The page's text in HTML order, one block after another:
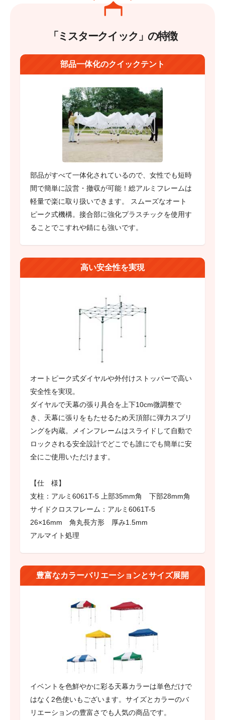
「ミスタークイック」の特徴
部品一体化のクイックテント
部品がすべて一体化されているので、女性でも短時
間で簡単に設営・撤収が可能！総アルミフレームは
軽量で楽に取り扱いできます。 スムーズなオート
ピーク式機構。接合部に強化プラスチックを使用す
ることでこすれや錆にも強いです。
高い安全性を実現
オートピーク式ダイヤルや外付けストッパーで高い
安全性を実現。
ダイヤルで天幕の張り具合を上下10cm微調整で
き、天幕に張りをもたせるため天頂部に弾力スプリ
ングを内蔵。メインフレームはスライドして自動で
ロックされる安全設計でどこでも誰にでも簡単に安
全にご使用いただけます。
【仕 様】
支柱：アルミ6061T-5 上部35mm角 下部28mm角
サイドクロスフレーム：アルミ6061T-5
26×16mm 角丸長方形 厚み1.5mm
アルマイト処理
豊富なカラーバリエーションとサイズ展開
イベントを色鮮やかに彩る天幕カラーは単色だけで
はなく2色使いもございます。サイズとカラーのバ
リエーションの豊富さでも人気の商品です。